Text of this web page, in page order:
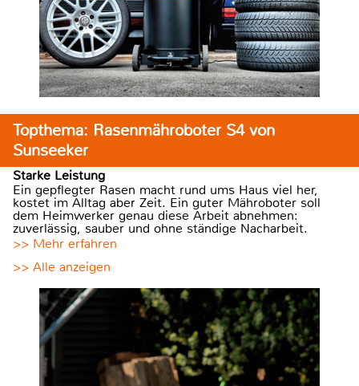
Topthema: Rasenmähroboter S4 von
Sunseeker
Starke Leistung
Ein gepflegter Rasen macht rund ums Haus viel her,
kostet im Alltag aber Zeit. Ein guter Mähroboter soll
dem Heimwerker genau diese Arbeit abnehmen:
zuverlässig, sauber und ohne ständige Nacharbeit.
>> Mehr erfahren
>> Alle anzeigen